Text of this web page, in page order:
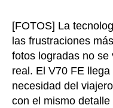
[FOTOS] La
las frustraciones
fotos logradas no
real. El V70 FE
necesidad del
con el mismo